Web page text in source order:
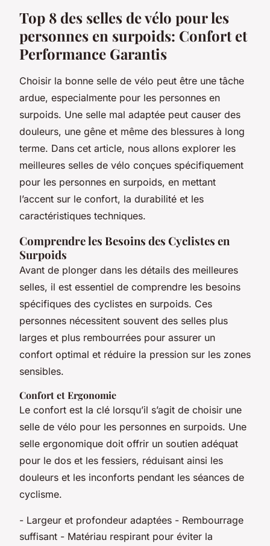
Top 8 des selles de vélo pour les
personnes en surpoids: Confort et
Performance Garantis
Choisir la bonne selle de vélo peut être une tâche
ardue, especialmente pour les personnes en
surpoids. Une selle mal adaptée peut causer des
douleurs, une gêne et même des blessures à long
terme. Dans cet article, nous allons explorer les
meilleures selles de vélo conçues spécifiquement
pour les personnes en surpoids, en mettant
l’accent sur le confort, la durabilité et les
caractéristiques techniques.
Comprendre les Besoins des Cyclistes en
Surpoids
Avant de plonger dans les détails des meilleures
selles, il est essentiel de comprendre les besoins
spécifiques des cyclistes en surpoids. Ces
personnes nécessitent souvent des selles plus
larges et plus rembourrées pour assurer un
confort optimal et réduire la pression sur les zones
sensibles.
Confort et Ergonomie
Le confort est la clé lorsqu’il s’agit de choisir une
selle de vélo pour les personnes en surpoids. Une
selle ergonomique doit offrir un soutien adéquat
pour le dos et les fessiers, réduisant ainsi les
douleurs et les inconforts pendant les séances de
cyclisme.
- Largeur et profondeur adaptées - Rembourrage
suffisant - Matériau respirant pour éviter la